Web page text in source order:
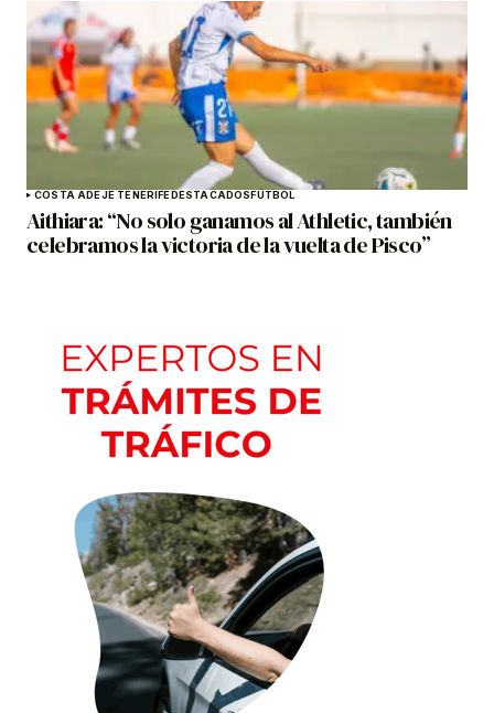
COSTA ADEJE TENERIFEDESTACADOSFÚTBOL
Aithiara: “No solo ganamos al Athletic, también
celebramos la victoria de la vuelta de Pisco”